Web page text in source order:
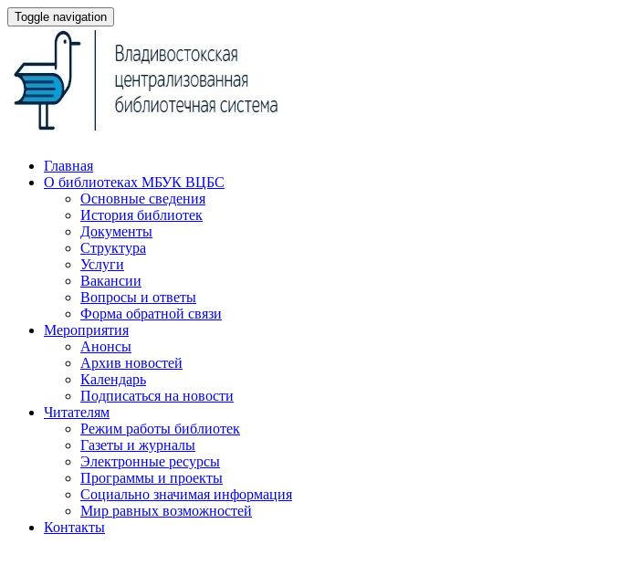
Toggle navigation
Главная
О библиотеках МБУК ВЦБС
Основные сведения
История библиотек
Документы
Структура
Услуги
Вакансии
Вопросы и ответы
Форма обратной связи
Мероприятия
Анонсы
Архив новостей
Календарь
Подписаться на новости
Читателям
Режим работы библиотек
Газеты и журналы
Электронные ресурсы
Программы и проекты
Социально значимая информация
Мир равных возможностей
Контакты